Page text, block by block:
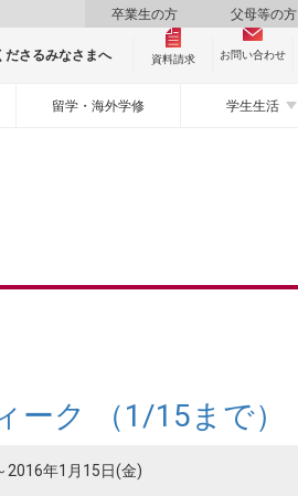
卒業生の方 父母等の方
ださるみなさまへ 資料請求 お問い合わせ
留学・海外学修 学生生活
ーク （1/15まで）
2016年1月15日(金)